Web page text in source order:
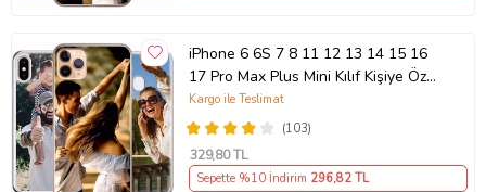
iPhone 6 6S 7 8 11 12 13 14 15 16
17 Pro Max Plus Mini Kılıf Kişiye Özel
Resimli Fotoğraflı Silikon
(103)
Kargo ile Teslimat
329,80 TL
Sepette %10 İndirim 296,82 TL